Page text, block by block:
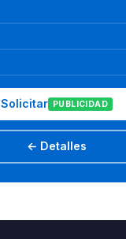
Solicitar PUBLICIDAD
← Detalles